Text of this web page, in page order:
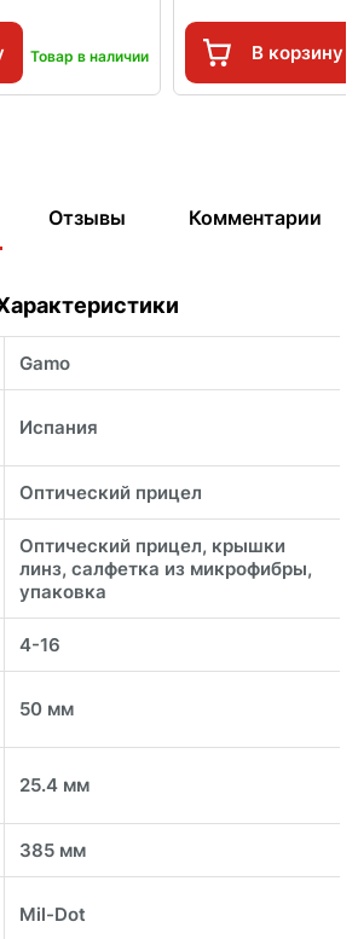
Товар в наличии В корзину
Отзывы Комментарии
Gamo
Испания
Оптический прицел
Оптический прицел, крышки
линз, салфетка из микрофибры,
упаковка
4-16
50 мм
25.4 мм
385 мм
Mil-Dot